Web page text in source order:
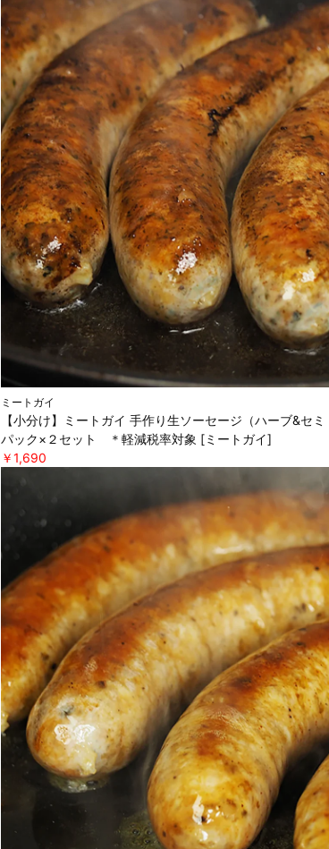
ミートガイ
【小分け】ミートガイ 手作り生ソーセージ（ハーブ&セ
パック×２セット ＊軽減税率対象 [ミートガイ]
￥1,690